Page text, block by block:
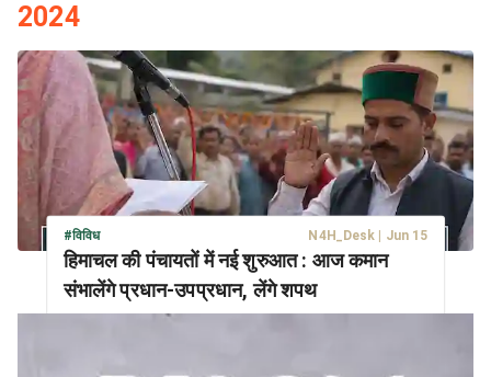
2024
#विविध N4H_Desk Jun 15
हिमाचल की पंचायतों में नई शुरुआत : आज कमान
संभालेंगे प्रधान-उपप्रधान, लेंगे शपथ